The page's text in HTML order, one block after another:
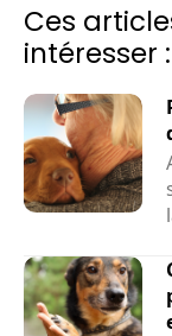
Ces
intéresser :